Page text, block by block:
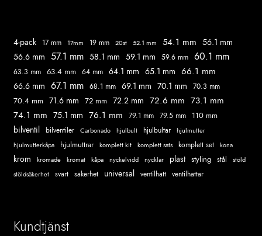
4-pack 17 mm 17mm 19 mm 20st 52.1 mm 54.1 mm 56.1 mm
56.6 mm 57.1 mm 58.1 mm 59.1 mm 59.6 mm 60.1 mm
63.3 mm 63.4 mm 64 mm 64.1 mm 65.1 mm 66.1 mm
66.6 mm 67.1 mm 68.1 mm 69.1 mm 70.1 mm 70.3 mm
70.4 mm 71.6 mm 72 mm 72.2 mm 72.6 mm 73.1 mm
74.1 mm 75.1 mm 76.1 mm 79.1 mm 79.5 mm
110 mm
bilventil
bilventiler Carbonado hjulbult hjulbultar
hjulmutter
hjulmutterkåpa
hjulmuttrar komplett kit komplett sats komplett set kona
krom kromade kromat kåpa nyckelvidd nycklar plast styling stål
stöld
stöldsäkerhet
svart säkerhet universal ventilhatt ventilhattar
Kundtjänst